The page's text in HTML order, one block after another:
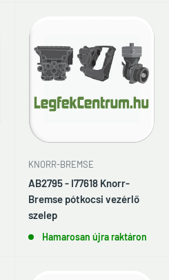
KNORR-BREMSE
AB2795 - I77618 Knorr-
Bremse pótkocsi vezérlő
szelep
Hamarosan újra raktáron